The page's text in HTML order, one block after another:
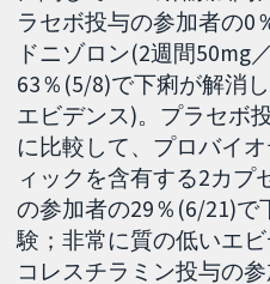
ラセボ投与の参加者の0
ドニゾロン(2週間50mg
63％(5/8)で下痢が解消
エビデンス)。プラセボ
に比較して、プロバイ
ィックを含有する2カプ
の参加者の29％(6/21)
験；非常に質の低いエ
コレスチラミン投与の